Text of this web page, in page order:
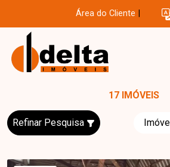
Área do Cliente
17 IMÓVEIS
Refinar Pesquisa